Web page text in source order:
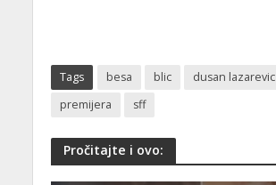
Tags besa blic
dusan lazarevic
premijera
sff
Pročitajte i ovo: